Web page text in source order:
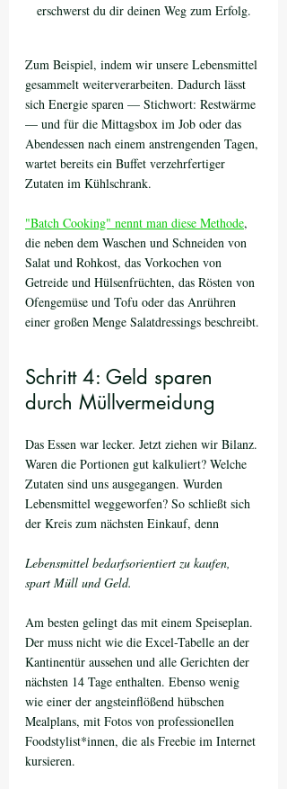
erschwerst du dir deinen Weg zum Erfolg.
Zum Beispiel, indem wir unsere Lebensmittel
gesammelt weiterverarbeiten. Dadurch lässt
sich Energie sparen — Stichwort: Restwärme
— und für die Mittagsbox im Job oder das
Abendessen nach einem anstrengenden Tagen,
wartet bereits ein Buffet verzehrfertiger
Zutaten im Kühlschrank.
"Batch Cooking" nennt man diese Methode,
die neben dem Waschen und Schneiden von
Salat und Rohkost, das Vorkochen von
Getreide und Hülsenfrüchten, das Rösten von
Ofengemüse und Tofu oder das Anrühren
einer großen Menge Salatdressings beschreibt.
Schritt 4: Geld sparen
durch Müllvermeidung
Das Essen war lecker. Jetzt ziehen wir Bilanz.
Waren die Portionen gut kalkuliert? Welche
Zutaten sind uns ausgegangen. Wurden
Lebensmittel weggeworfen? So schließt sich
der Kreis zum nächsten Einkauf, denn
Lebensmittel bedarfsorientiert zu kaufen,
spart Müll und Geld.
Am besten gelingt das mit einem Speiseplan.
Der muss nicht wie die Excel-Tabelle an der
Kantinentür aussehen und alle Gerichten der
nächsten 14 Tage enthalten. Ebenso wenig
wie einer der angsteinflößend hübschen
Mealplans, mit Fotos von professionellen
Foodstylist*innen, die als Freebie im Internet
kursieren.